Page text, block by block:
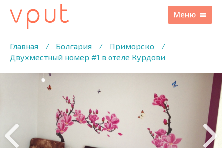
Главная / Болгария / Приморско
/
Двухместный номер #1 в отеле Курдови
/17 ФОТО